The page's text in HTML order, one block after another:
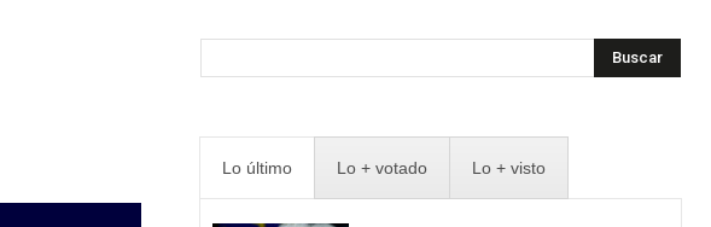
Buscar
Lo último Lo + votado Lo + visto